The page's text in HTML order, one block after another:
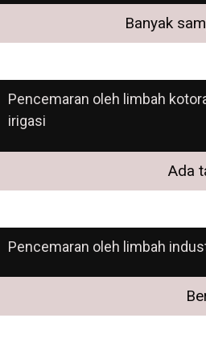
Banyak
Pencemaran oleh limbah
irigasi
Ada
Pencemaran oleh limbah